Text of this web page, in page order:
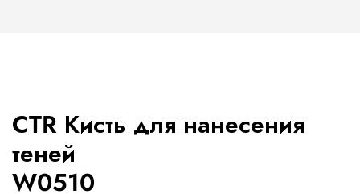
СTR Кисть для нанесения
теней
W0510